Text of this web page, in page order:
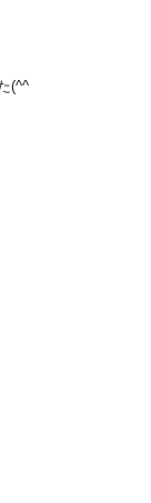
(^^ゞ